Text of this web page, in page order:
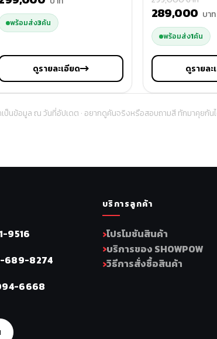
พร้อมส่ง3คัน
ดูรายละเอียด
289,000 บาท
พร้อมส่ง1คัน
ดูรายละ
ป็นข้อมูล ณ วันที่อัปเดต · อยากดูคันจริงหรือสอบถามสี ทักมาคุยกัน
9516
689-8274
6668
บริการลูกค้า
โปรโมชันสินค้า
บริการของ SHOWPOW
วิธีการสั่งซื้อสินค้า